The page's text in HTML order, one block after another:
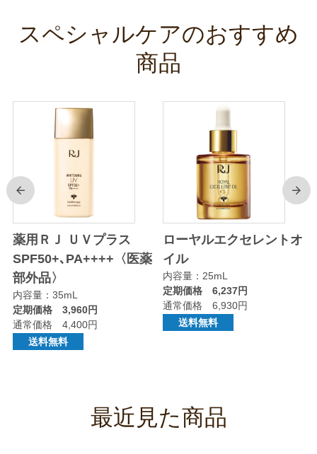
スペシャルケアのおすすめ
商品
前
薬用ＲＪ ＵＶプラス
SPF50+､PA++++〈医薬
部外品〉
内容量：35mL
定期価格 3,960円
通常価格 4,400円
送料無料
ローヤルエクセレントオ
イル
内容量：25mL
定期価格 6,237円
通常価格 6,930円
送料無料
次
最近見た商品